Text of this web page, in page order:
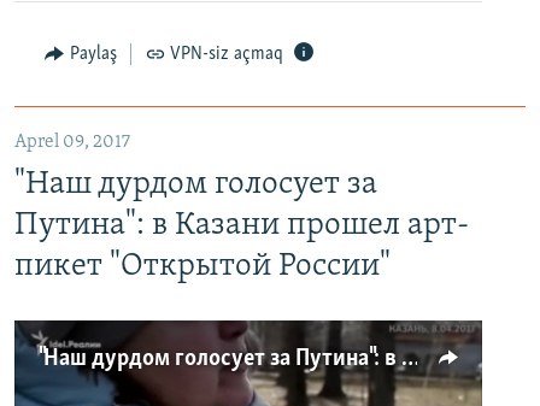
Paylaş VPN-siz açmaq
Aprel 09, 2017
"Наш дурдом голосует за
Путина": в Казани прошел арт-
пикет "Открытой России"
"Наш дурдом голосует за Путина": в Казани прошел арт-пикет "Открытой России"